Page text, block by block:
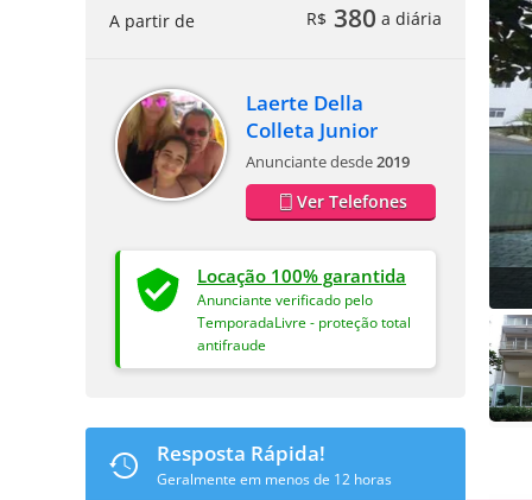
A partir de R$ 380 a diária
Laerte Della
Colleta Junior
Anunciante desde2019
Ver Telefones
Locação 100% garantida
Anunciante verificado pelo
TemporadaLivre - proteção total
antifraude
Resposta Rápida!
Geralmente em menos de 12 horas